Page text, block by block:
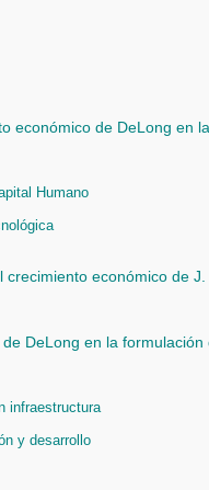
económico de DeLong en la
Humano
económico de J.
DeLong en la formulación
infraestructura
y desarrollo